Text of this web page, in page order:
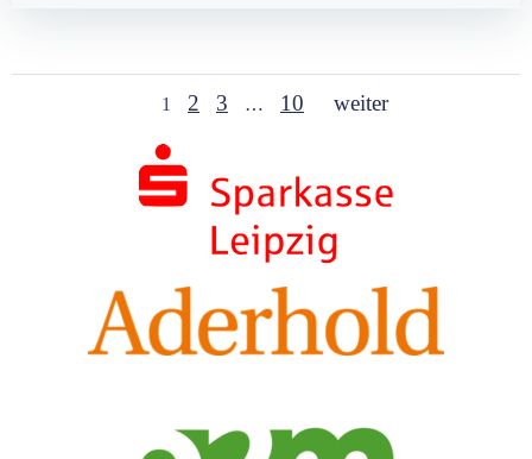
Posts
navigation
Page
1 Page
2 Page
3 … Page
10
Posts
weiter